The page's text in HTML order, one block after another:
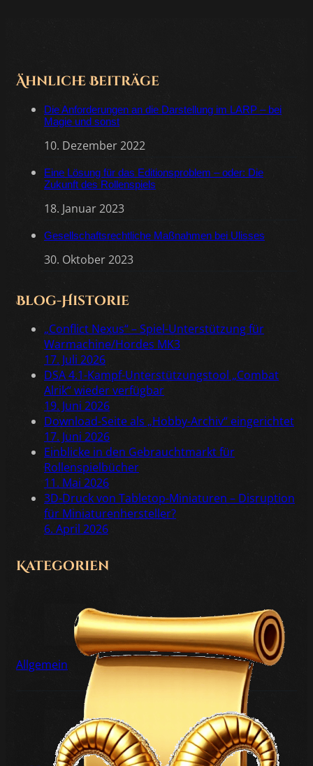
Ähnliche Beiträge
Die Anforderungen an die Darstellung im LARP – bei
Magie und sonst
10. Dezember 2022
Eine Lösung für das Editionsproblem – oder: Die
Zukunft des Rollenspiels
18. Januar 2023
Gesellschaftsrechtliche Maßnahmen bei Ulisses
30. Oktober 2023
Blog-Historie
„Conflict Nexus“ – Spiel-Unterstützung für
Warmachine/Hordes MK3
17. Juli 2026
DSA 4.1-Kampf-Unterstützungstool „Combat
Alrik“ wieder verfügbar
19. Juni 2026
Download-Seite als „Hobby-Archiv“ eingerichtet
17. Juni 2026
Einblicke in den Gebrauchtmarkt für
Rollenspielbücher
11. Mai 2026
3D-Druck von Tabletop-Miniaturen – Disruption
für Miniaturenhersteller?
6. April 2026
Kategorien
Allgemein